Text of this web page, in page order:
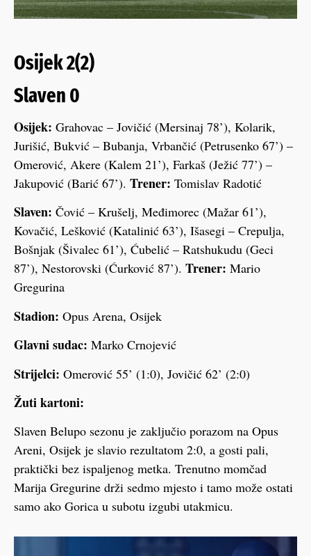
Osijek 2(2)
Slaven 0
Osijek: Grahovac – Jovičić (Mersinaj 78’), Kolarik,
Jurišić, Bukvić – Bubanja, Vrbančić (Petrusenko 67’) –
Omerović, Akere (Kalem 21’), Farkaš (Ježić 77’) –
Jakupović (Barić 67’). Trener: Tomislav Radotić
Slaven: Čović – Krušelj, Međimorec (Mažar 61’),
Kovačić, Lešković (Katalinić 63’), Išasegi – Crepulja,
Bošnjak (Šivalec 61’), Ćubelić – Ratshukudu (Geci
87’), Nestorovski (Ćurković 87’). Trener: Mario
Gregurina
Stadion: Opus Arena, Osijek
Glavni sudac: Marko Crnojević
Strijelci: Omerović 55’ (1:0), Jovičić 62’ (2:0)
Žuti kartoni:
Slaven Belupo sezonu je zaključio porazom na Opus
Areni, Osijek je slavio rezultatom 2:0, a gosti pali,
praktički bez ispaljenog metka. Trenutno momčad
Marija Gregurine drži sedmo mjesto i tamo može ostati
samo ako Gorica u subotu izgubi utakmicu.